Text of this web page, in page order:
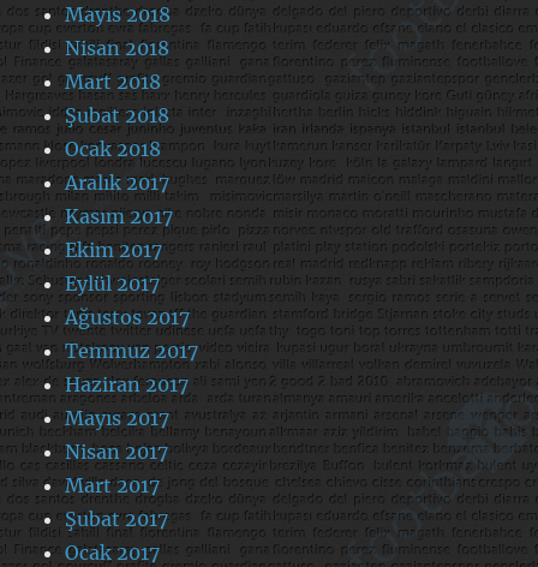
Mayıs 2018
Nisan 2018
Mart 2018
Şubat 2018
Ocak 2018
Aralık 2017
Kasım 2017
Ekim 2017
Eylül 2017
Ağustos 2017
Temmuz 2017
Haziran 2017
Mayıs 2017
Nisan 2017
Mart 2017
Şubat 2017
Ocak 2017